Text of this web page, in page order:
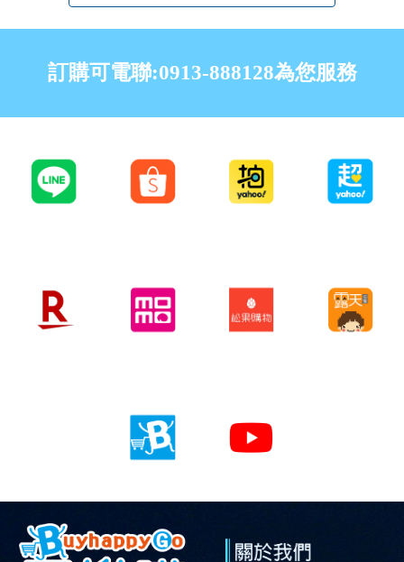
訂購可電聯:0913-888128為您服務